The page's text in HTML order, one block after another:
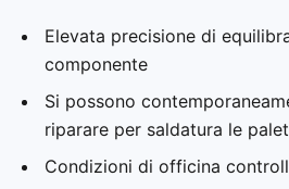
Elevata precisione di
componente
Si possono
riparare per saldatura le
Condizioni di officina